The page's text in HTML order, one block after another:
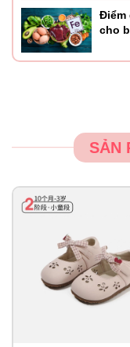
Điểm
cho
SẢN